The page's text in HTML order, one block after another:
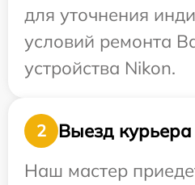
для уточнения
условий ремонта
устройства Nikon.
2
Выезд
Наш мастер